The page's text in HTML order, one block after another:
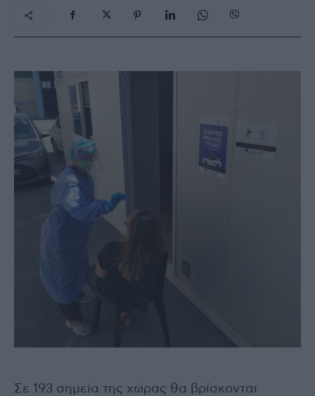
Σε 193 σημεία της χώρας θα βρίσκονται